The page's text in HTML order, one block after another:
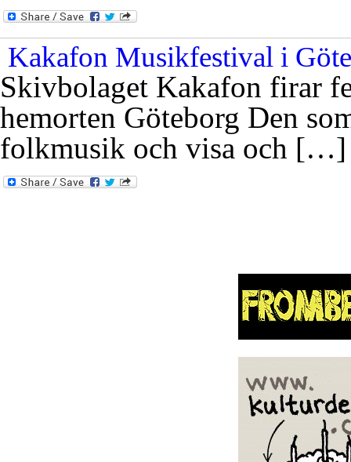
Kakafon Musikfestival i
Skivbolaget Kakafon firar
hemorten Göteborg Den
folkmusik och visa och […]